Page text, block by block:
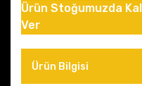
Ürün Stoğumuzda
Ver
Ürün Bilgisi